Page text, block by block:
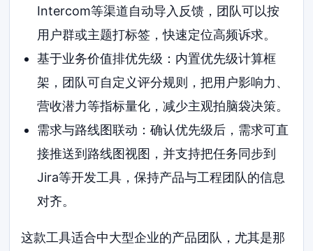
Intercom等渠道自动导入反馈，团队可以按
用户群或主题打标签，快速定位高频诉求。
基于业务价值排优先级：内置优先级计算框
架，团队可自定义评分规则，把用户影响力、
营收潜力等指标量化，减少主观拍脑袋决策。
需求与路线图联动：确认优先级后，需求可直
接推送到路线图视图，并支持把任务同步到
Jira等开发工具，保持产品与工程团队的信息
对齐。
这款工具适合中大型企业的产品团队，尤其是那